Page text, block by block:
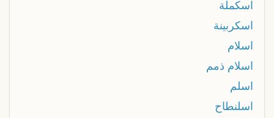
اسكملة
اسکربینة
اسلام
اسلام ذمم
اسلم
اسلنطاح